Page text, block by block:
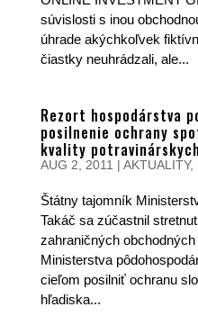
súvislosti s inou
úhrade akýchkoľvek
čiastky neuhrádzali, ale...
Rezort hospodárstva
posilnenie ochrany
kvality
AUG 2, 2011 | AKTUALITY,
Štátny tajomník
Takáč sa zúčastnil
zahraničných
Ministerstva
cieľom posilniť ochranu
hľadiska...